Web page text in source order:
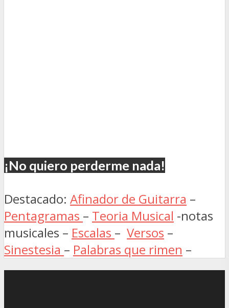
¡No quiero perderme nada!
Destacado: Afinador de Guitarra –
Pentagramas – Teoria Musical -notas
musicales – Escalas – Versos –
Sinestesia – Palabras que rimen –